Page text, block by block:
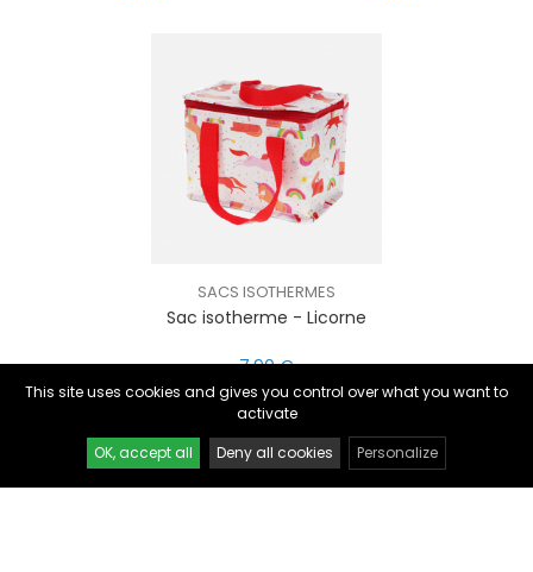
SACS ISOTHERMES
Sac isotherme - Licorne
7,90 €
This site uses cookies and gives you control over what you want to
activate
OK, accept all
Deny all cookies Personalize